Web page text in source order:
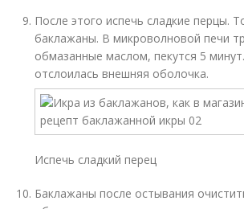
После этого испечь сладкие перцы.
баклажаны. В микроволновой печи
обмазанные маслом, пекутся 5
отслоилась внешняя оболочка.
Испечь сладкий перец
Баклажаны после остывания